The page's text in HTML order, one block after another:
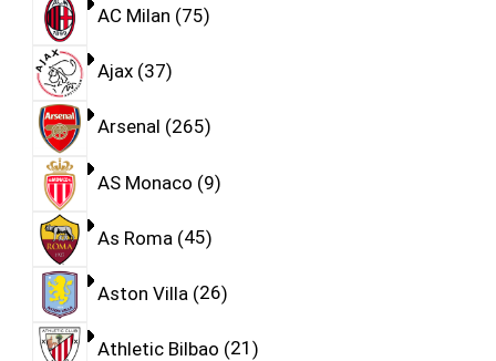
AC Milan 75
Ajax 37
Arsenal 265
AS Monaco 9
As Roma 45
Aston Villa 26
Athletic Bilbao 21